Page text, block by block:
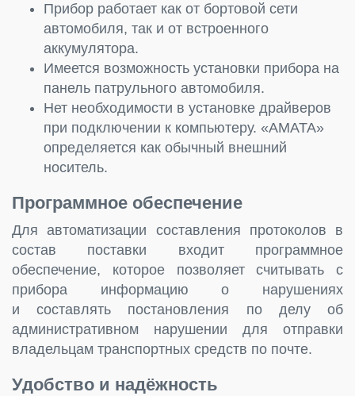
Прибор работает как от бортовой сети
автомобиля, так и от встроенного
аккумулятора.
Имеется возможность установки прибора на
панель патрульного автомобиля.
Нет необходимости в установке драйверов
при подключении к компьютеру. «АМАТА»
определяется как обычный внешний
носитель.
Программное обеспечение
Для автоматизации составления протоколов в
состав поставки входит программное
обеспечение, которое позволяет считывать с
прибора информацию о нарушениях
и составлять постановления по делу об
административном нарушении для отправки
владельцам транспортных средств по почте.
Удобство и надёжность